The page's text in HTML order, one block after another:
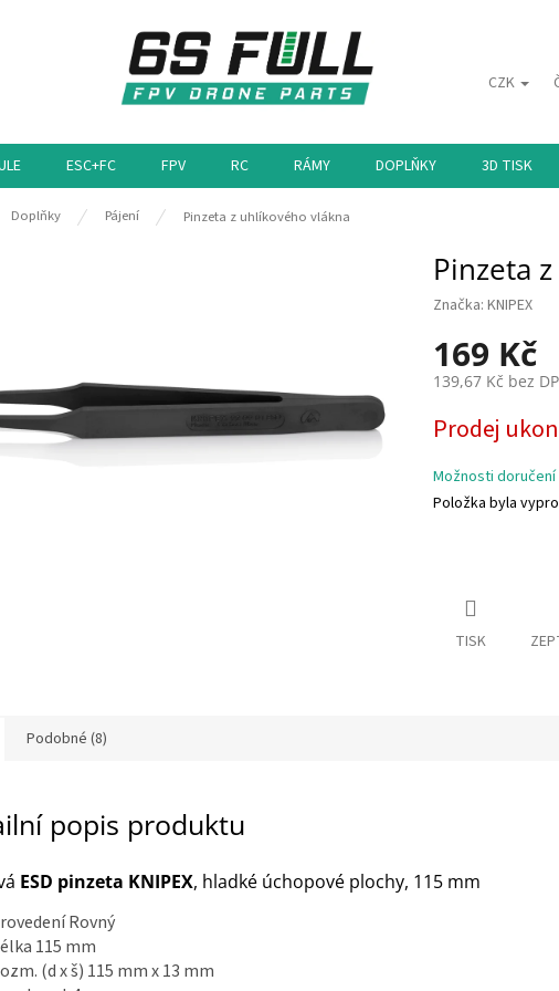
CZK
ESC+FC FPV RC RÁMY DOPLŇKY 3D TISK
Doplňky Pájení Pinzeta z uhlíkového vlákna
Pinzeta
Značka: KNIPEX
169 Kč
139,67 Kč bez
cena:
Prodej
Možnosti doručení
Položka byla
TISK
Podobné (8)
popis produktu
ESD pinzeta KNIPEX, hladké úchopové plochy, 115 mm
Rovný
115 mm
(d x š) 115 mm x 13 mm